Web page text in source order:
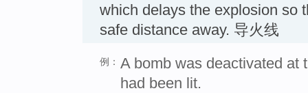
which delays the explosion so
safe distance away. 导火线
例： A bomb was deactivated at
had been lit.